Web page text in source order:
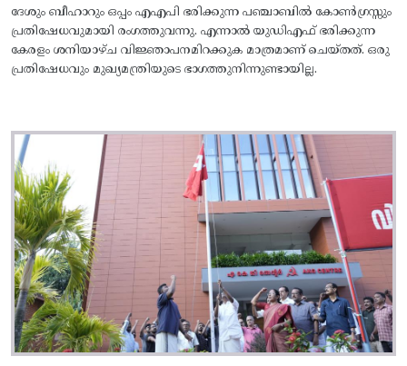
ദേശും ബീഹാറും ഒപ്പം എഎപി ഭരിക്കുന്ന പഞ്ചാബിൽ കോൺഗ്രസ്സും
പ്രതിഷേധവുമായി രംഗത്തുവന്നു. എന്നാൽ യുഡിഎഫ് ഭരിക്കുന്ന
കേരളം ശനിയാഴ്ച വിജ്ഞാപനമിറക്കുക മാത്രമാണ് ചെയ്തത്. ഒരു
പ്രതിഷേധവും മുഖ്യമന്ത്രിയുടെ ഭാഗത്തുനിന്നുണ്ടായില്ല.